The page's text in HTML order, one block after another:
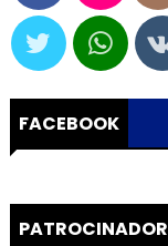
FACEBOOK
PATROCINADOR